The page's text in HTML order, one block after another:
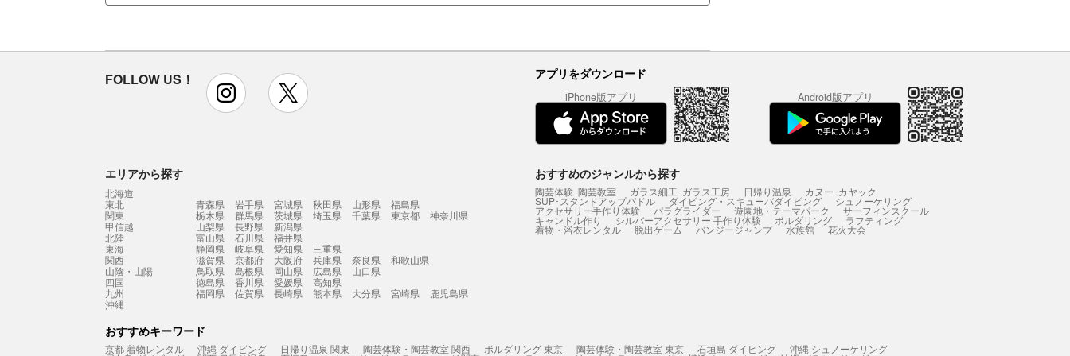
FOLLOW US！ instagram アプリをダウンロード
iPhone版アプリ Android版アプリ
エリアから探す
北海道
東北
青森県 岩手県 宮城県 秋田県 山形県
福島県
関東
栃木県 群馬県 茨城県 埼玉県 千葉県 東京都
神奈川県
甲信越
山梨県 長野県
新潟県
北陸
富山県 石川県
福井県
東海
静岡県 岐阜県 愛知県
三重県
関西
滋賀県 京都府 大阪府 兵庫県 奈良県
和歌山県
山陰・山陽
鳥取県 島根県 岡山県 広島県
山口県
四国
徳島県 香川県 愛媛県
高知県
九州
福岡県 佐賀県 長崎県 熊本県 大分県 宮崎県
鹿児島県
沖縄
おすすめのジャンルから探す
陶芸体験･陶芸教室 ガラス細工･ガラス工房 日帰り温泉 カヌー･カヤック
SUP･スタンドアップパドル ダイビング・スキューバダイビング シュノーケリング
アクセサリー手作り体験 パラグライダー 遊園地・テーマパーク サーフィンスクール
キャンドル作り シルバーアクセサリー 手作り体験 ボルダリング ラフティング
着物・浴衣レンタル 脱出ゲーム バンジージャンプ 水族館 花火大会
おすすめキーワード
京都 着物レンタル 沖縄 ダイビング 日帰り温泉 関東 陶芸体験・陶芸教室 関西 ボルダリング 東京 陶芸体験・陶芸教室 東京 石垣島 ダイビング 沖縄 シュノーケリング